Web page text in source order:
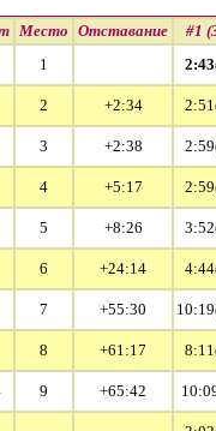
Место Отставание #1
1
2 +2:34
3 +2:38
4 +5:17
5 +8:26
6 +24:14
7 +55:30
8 +61:17
9 +65:42